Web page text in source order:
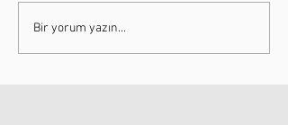
Bir yorum yazın...